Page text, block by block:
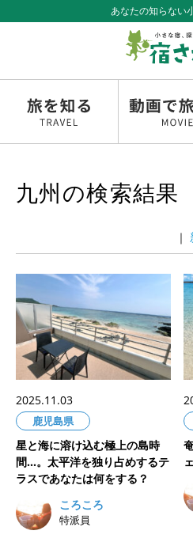
あなたの知らない
九州の検索結果
｜
2025.11.03
鹿児島県
星と海に溶け込む極上の島時
間…。太平洋を独り占めするテ
ラスであなたは何をする？
ころころ
特派員